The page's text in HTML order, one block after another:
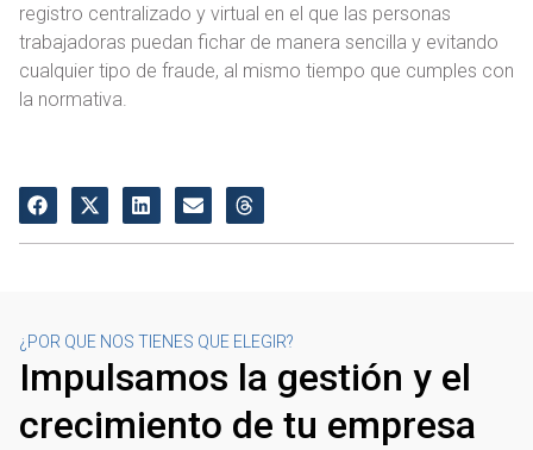
registro centralizado y virtual en el que las personas
trabajadoras puedan fichar de manera sencilla y evitando
cualquier tipo de fraude, al mismo tiempo que cumples con
la normativa.
¿POR QUE NOS TIENES QUE ELEGIR?
Impulsamos la gestión y el
crecimiento de tu empresa